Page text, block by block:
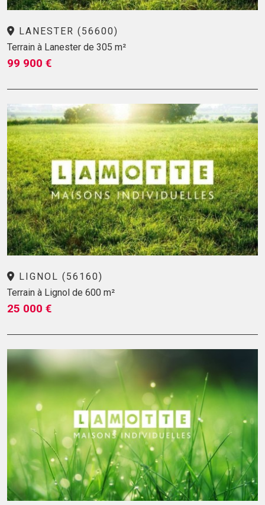
LANESTER (56600)
Terrain à Lanester de 305 m²
99 900 €
LIGNOL (56160)
Terrain à Lignol de 600 m²
25 000 €